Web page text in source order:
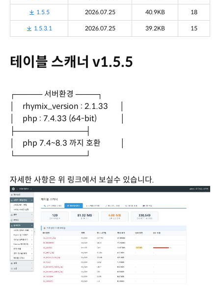
1.5.5 2026.07.25 40.9KB 18
1.5.3.1 2026.07.25 39.2KB 15
테이블 스캐너 v1.5.5
┌───── 서버환경 ────┐
│ rhymix_version : 2.1.33 │
│ php : 7.4.33 (64-bit) │
├─────────────┤
│ php 7.4~8.3 까지 호환 │
└─────────────┘
자세한 사항은 위 링크에서 보실수 있습니다.